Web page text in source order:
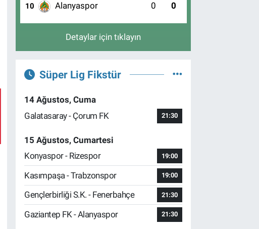
10 Alanyaspor 0 0
Detaylar için tıklayın
Süper Lig Fikstür
14 Ağustos, Cuma
Galatasaray - Çorum FK
21:30
15 Ağustos, Cumartesi
Konyaspor - Rizespor
19:00
Kasımpaşa - Trabzonspor 19:00
Gençlerbirliği S.K. - Fenerbahçe 21:30
Gaziantep FK - Alanyaspor 21:30